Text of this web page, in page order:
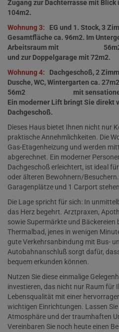
Zugang zur Dachterrasse mit Blick
104m2.
Wohnung 3:
EG und 1. Stock, 3
Gesamtfläche ca. 96m2. Im
Arbeitsraum mit 56m2 und
und zur Doppelgarage mit 72m2.
Wohnung 4: Dachgeschoß, 2
Dusche, WC, Wintergarten ca.
56m2 mit sensationellen
Ein moderner Lift bringt Sie direkt
Dachgeschoß.
Dieses Haus bietet Ihnen nicht nur
praktische Annehmlichkeiten. Die
Gas-Etagenheizung und werden
abgerechnet. Ein moderner
Dachgeschoß erleichtert, ist ideal
oder älteren Bewohnern/
Garagenplätze und 1 Carport
Die Lage spricht für sich: In
das Herz begehrt. Arztpraxen,
sowie Supermärkte und
Thermalbad, jenes in wenigen
gute Verkehrsanbindung mit Bus-
Autobahnanschluß sorgt dafür,
bequem erkunden können.
Nutzen Sie diese einmalige
investieren, das nicht nur Raum für
Lebensqualität mit einer
wichtigen Einrichtungen. Lassen
Atmosphäre und der traumhaften
Vereinbaren Sie noch heute einen